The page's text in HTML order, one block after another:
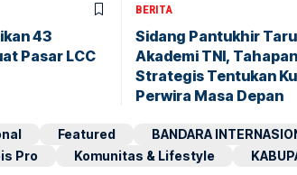
43
Pasar LCC
BERITA
Sidang Pantukhir
Akademi TNI, Tahapan
Strategis Tentukan
Perwira Masa Depan
Featured
BANDARA
Pro Komunitas & Lifestyle